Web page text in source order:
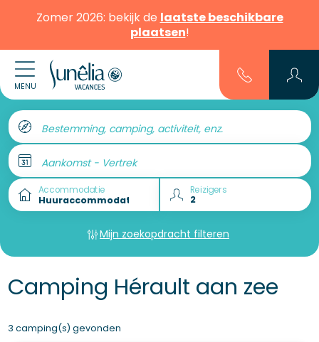
Zomer 2026: bekijk de laatste beschikbare
plaatsen!
MENU
Bestemming, camping, activiteit, enz.
Aankomst - Vertrek
Accommodatie Reizigers
Mijn zoekopdracht filteren
Camping Hérault aan zee
3 camping(s) gevonden